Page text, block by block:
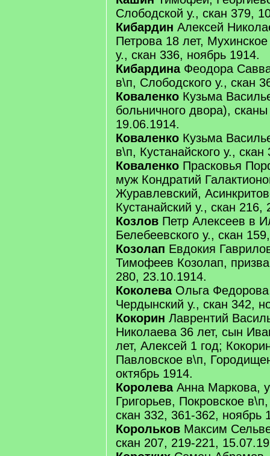
Слободской у., скан 379,
Кибардин Алексей
Петрова 18 лет,
у., скан 336, ноябрь 1914.
КибардинаФеодора
в\п, Слободского у., скан
Коваленко Кузьма
больничного двора),
19.06.1914.
Коваленко Кузьма
в\п, Кустанайского у.,
Коваленко Прасковья
муж Кондратий
Журавлевский,
Кустанайский у., скан 216,
Козлов Петр Алексеев в
Белебеевского у., скан
Козолап Евдокия
Тимофеев Козолап,
280, 23.10.1914.
Коколева Ольга
Чердынский у., скан 342,
Кокорин Лаврентий
Николаева 36 лет, сын
лет, Алексей 1 год;
Павловское в\п,
октябрь 1914.
Королева Анна Маркова,
Григорьев, Покровское
скан 332, 361-362, ноябрь
Корольков Максим
скан 207, 219-221,